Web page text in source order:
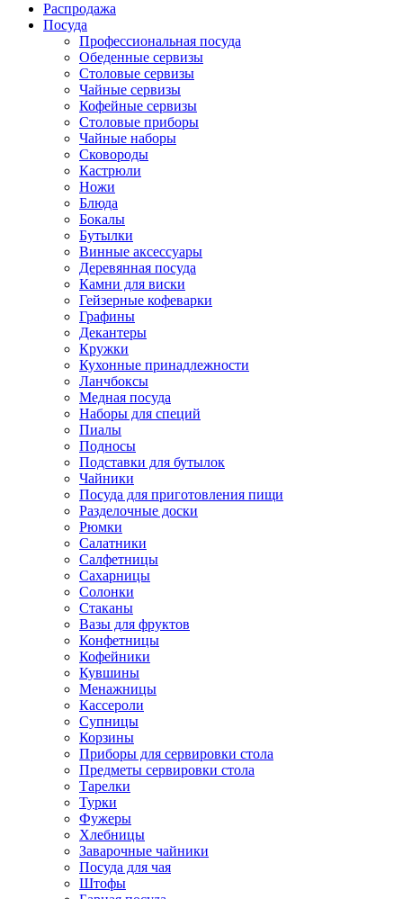
Распродажа
Посуда
Профессиональная посуда
Обеденные сервизы
Столовые сервизы
Чайные сервизы
Кофейные сервизы
Столовые приборы
Чайные наборы
Сковороды
Кастрюли
Ножи
Блюда
Бокалы
Бутылки
Винные аксессуары
Деревянная посуда
Камни для виски
Гейзерные кофеварки
Графины
Декантеры
Кружки
Кухонные принадлежности
Ланчбоксы
Медная посуда
Наборы для специй
Пиалы
Подносы
Подставки для бутылок
Чайники
Посуда для приготовления пищи
Разделочные доски
Рюмки
Салатники
Салфетницы
Сахарницы
Солонки
Стаканы
Вазы для фруктов
Конфетницы
Кофейники
Кувшины
Менажницы
Кассероли
Супницы
Корзины
Приборы для сервировки стола
Предметы сервировки стола
Тарелки
Турки
Фужеры
Хлебницы
Заварочные чайники
Посуда для чая
Штофы